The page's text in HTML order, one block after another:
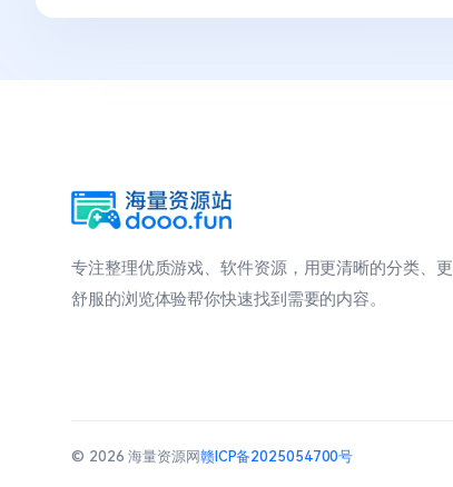
专注整理优质游戏、软件资源，用更清晰的分类、更
舒服的浏览体验帮你快速找到需要的内容。
© 2026 海量资源网赣ICP备2025054700号